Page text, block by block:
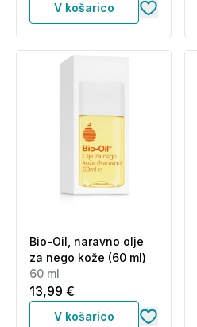
V košarico
Bio-Oil, naravno olje
za nego kože (60 ml)
60 ml
13,99 €
V košarico